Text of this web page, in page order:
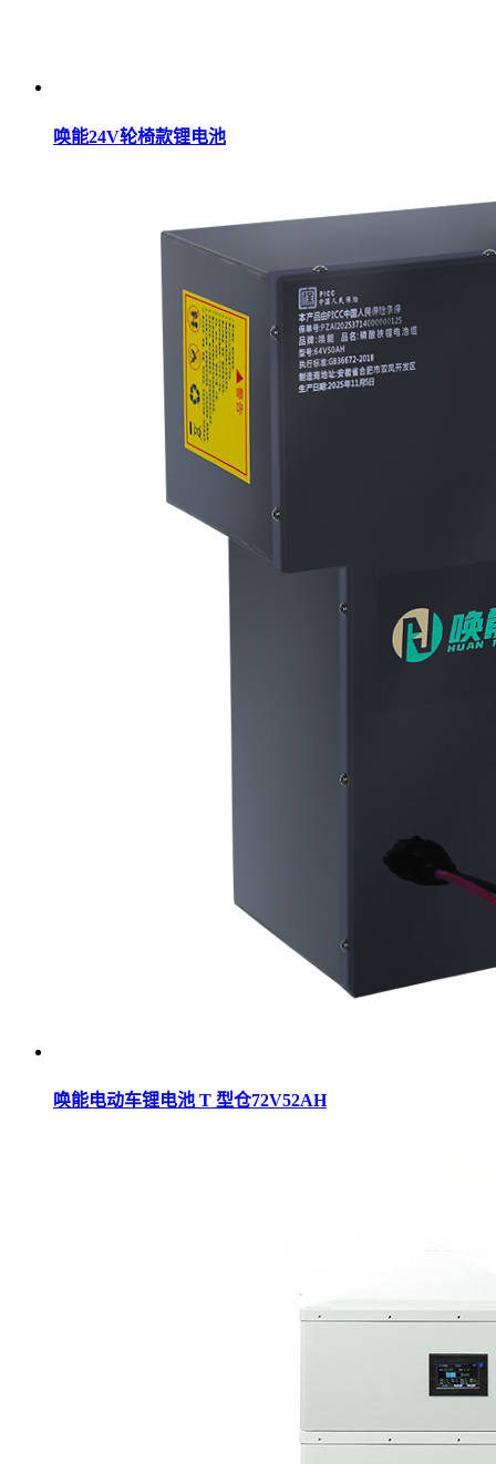
唤能24V轮椅款锂电池
唤能电动车锂电池 T 型仓72V52AH